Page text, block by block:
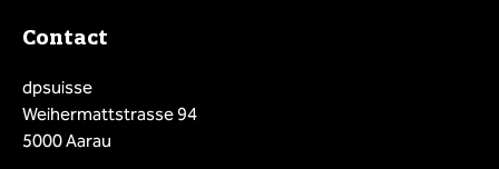
Contact
dpsuisse
Weihermattstrasse 94
5000 Aarau